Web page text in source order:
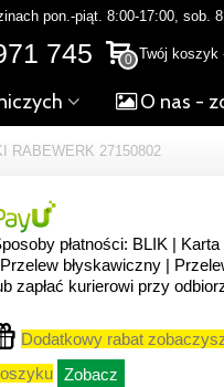
pon.-piąt. 8:00-17:00, sob.
0 Twój koszyk
745
O nas -
RABEWERK 27150802
płatności: BLIK | Karta
błyskawiczny |
zapłać kurierowi przy
Dodatkowy rabat
Zobacz